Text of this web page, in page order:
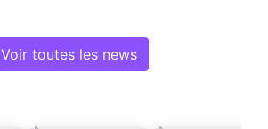
Voir toutes les news